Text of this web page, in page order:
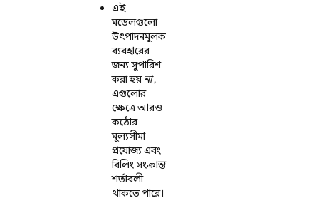
এই
মডেলগুলো
উৎপাদনমূলক
ব্যবহারের
জন্য সুপারিশ
করা হয়না,
এগুলোর
ক্ষেত্রে আরও
কঠোর
মূল্যসীমা
প্রযোজ্য এবং
বিলিং সংক্রান্ত
শর্তাবলী
থাকতে পারে।